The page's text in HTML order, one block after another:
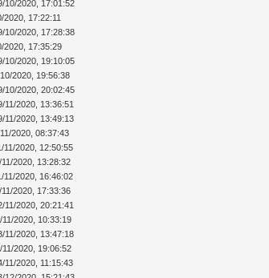
10/2020, 17:01:52
2020, 17:22:11
10/2020, 17:28:38
2020, 17:35:29
10/2020, 19:10:05
2020, 19:56:38
10/2020, 20:02:45
11/2020, 13:36:51
11/2020, 13:49:13
2020, 08:37:43
11/2020, 12:50:55
11/2020, 13:28:32
11/2020, 16:46:02
11/2020, 17:33:36
11/2020, 20:21:41
11/2020, 10:33:19
11/2020, 13:47:18
11/2020, 19:06:52
11/2020, 11:15:43